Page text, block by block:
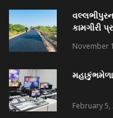
કામગીરી
November
February 5,